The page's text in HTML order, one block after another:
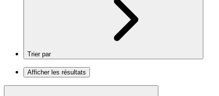
Trier par
Afficher les résultats